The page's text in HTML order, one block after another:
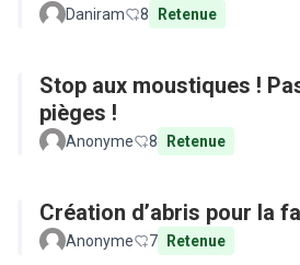
Daniram 8 Retenue
Stop aux moustiques !
pièges !
Anonyme 8 Retenue
Création d’abris pour la
Anonyme 7 Retenue